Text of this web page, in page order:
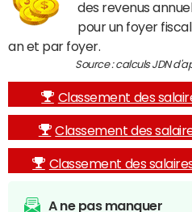
des revenus
pour un foyer
an et par foyer.
Source : calculs JDN
Classement des
Classement des
Classement des
A ne pas manquer